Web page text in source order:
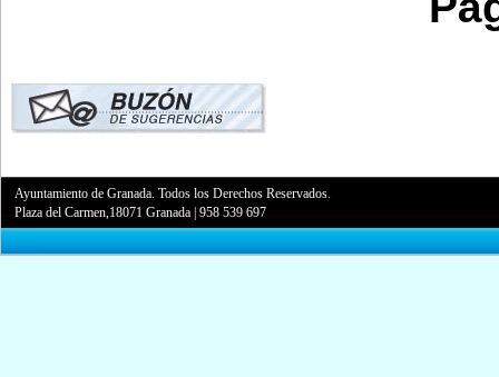
Ayuntamiento de Granada. Todos los Derechos Reservados.
Plaza del Carmen,18071 Granada |958 539 697